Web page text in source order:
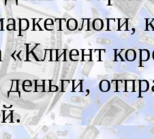
«Клиент
деньги,